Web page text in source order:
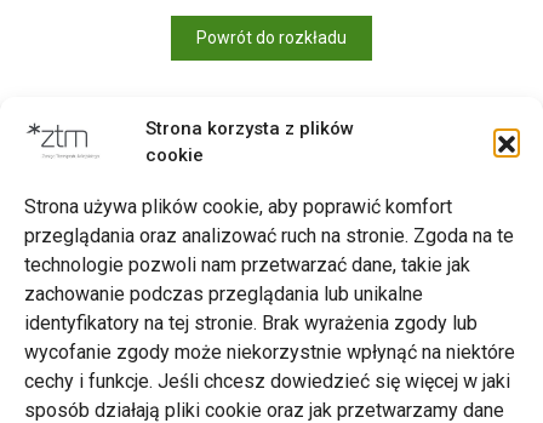
Strona korzysta z plików
cookie
Strona używa plików cookie, aby poprawić komfort
przeglądania oraz analizować ruch na stronie. Zgoda na te
technologie pozwoli nam przetwarzać dane, takie jak
zachowanie podczas przeglądania lub unikalne
identyfikatory na tej stronie. Brak wyrażenia zgody lub
wycofanie zgody może niekorzystnie wpłynąć na niektóre
cechy i funkcje. Jeśli chcesz dowiedzieć się więcej w jaki
sposób działają pliki cookie oraz jak przetwarzamy dane
Powrót do rozkładu
Zarząd Transportu Miejskiego w Poznaniu
Napisz do nas
tel. 61 646 33 44
ul. Matejki 59, 60-770 Poznań